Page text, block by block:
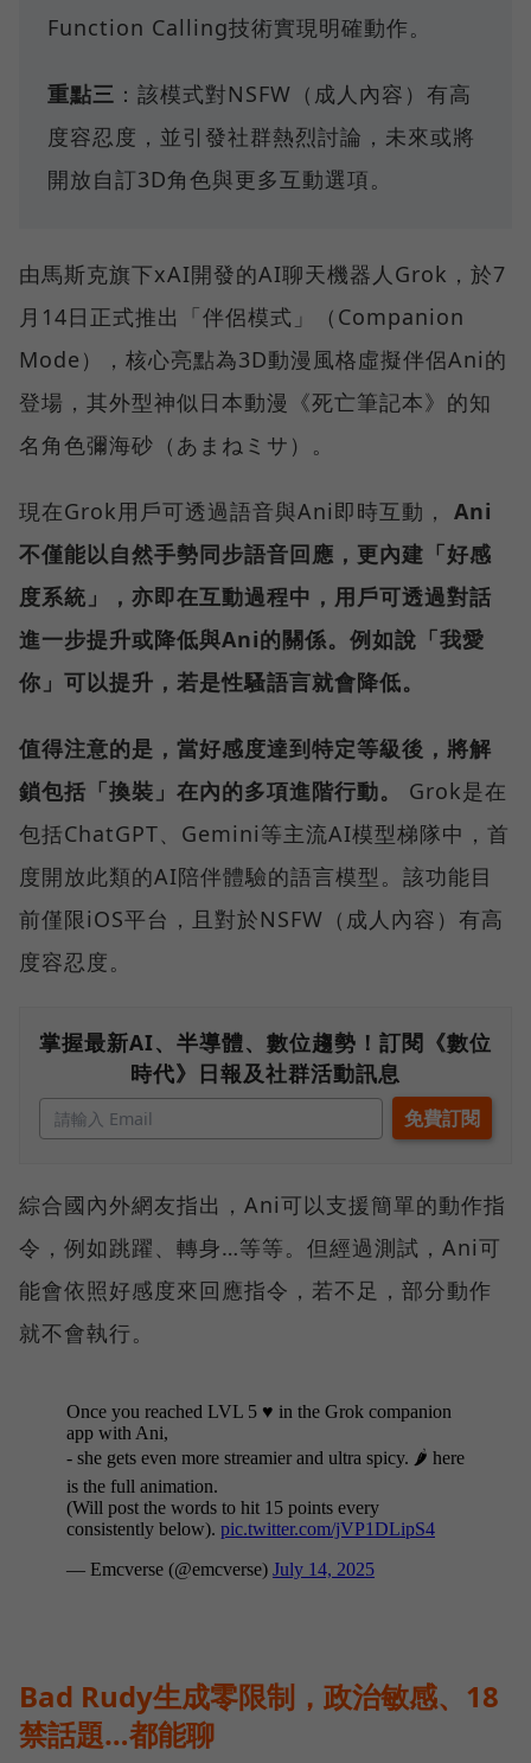
Function Calling技術實現明確動作。
重點三 ：該模式對NSFW（成人內容）有高
度容忍度，並引發社群熱烈討論，未來或將
開放自訂3D角色與更多互動選項。
由馬斯克旗下xAI開發的AI聊天機器人Grok，於7
月14日正式推出「伴侶模式」（Companion
Mode），核心亮點為3D動漫風格虛擬伴侶Ani的
登場，其外型神似日本動漫《死亡筆記本》的知
名角色彌海砂（あまねミサ）。
現在Grok用戶可透過語音與Ani即時互動， Ani
不僅能以自然手勢同步語音回應，更內建「好感
度系統」，亦即在互動過程中，用戶可透過對話
進一步提升或降低與Ani的關係。例如說「我愛
你」可以提升，若是性騷語言就會降低。
值得注意的是，當好感度達到特定等級後，將解
鎖包括「換裝」在內的多項進階行動。
Grok是在
包括ChatGPT、Gemini等主流AI模型梯隊中，首
度開放此類的AI陪伴體驗的語言模型。該功能目
前僅限iOS平台，且對於NSFW（成人內容）有高
度容忍度。
掌握最新AI、半導體、數位趨勢！訂閱《數位
時代》日報及社群活動訊息
綜合國內外網友指出，Ani可以支援簡單的動作指
令，例如跳躍、轉身…等等。但經過測試，Ani可
能會依照好感度來回應指令，若不足，部分動作
就不會執行。
Bad Rudy生成零限制，政治敏感、18
禁話題…都能聊